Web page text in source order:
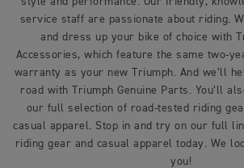
service staff are passionate about riding.
and dress up your bike of choice with
Accessories, which feature the same two-
warranty as your new Triumph. And we’ll
road with Triumph Genuine Parts. You’ll
our full selection of road-tested riding
casual apparel. Stop in and try on our full
riding gear and casual apparel today. We
you!